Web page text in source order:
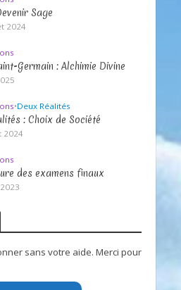
Sage
2024
Germain : Alchimie Divine
•Deux Réalités
: Choix de Société
2024
des examens finaux
sans votre aide. Merci pour